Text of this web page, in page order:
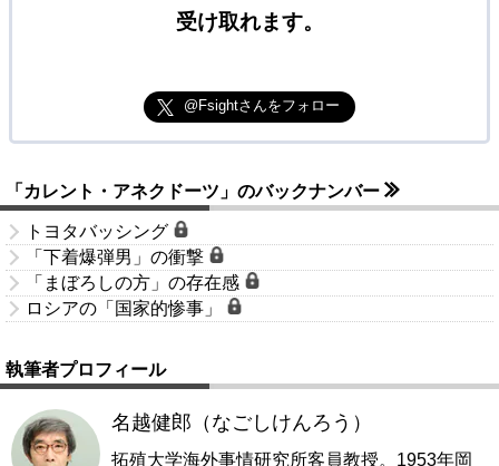
受け取れます。
@Fsightさんをフォロー
「カレント・アネクドーツ」のバックナンバー
トヨタバッシング
「下着爆弾男」の衝撃
「まぼろしの方」の存在感
ロシアの「国家的惨事」
執筆者プロフィール
名越健郎（なごしけんろう）
拓殖大学海外事情研究所客員教授。1953年岡